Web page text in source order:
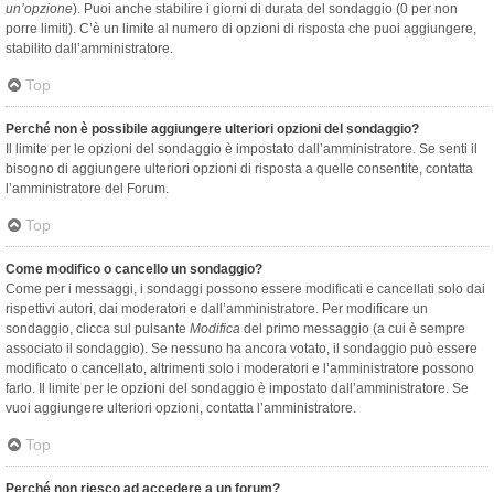
un’opzione). Puoi anche stabilire i giorni di durata del sondaggio (0 per non
porre limiti). C’è un limite al numero di opzioni di risposta che puoi aggiungere,
stabilito dall’amministratore.
Top
Perché non è possibile aggiungere ulteriori opzioni del sondaggio?
Il limite per le opzioni del sondaggio è impostato dall’amministratore. Se senti il
bisogno di aggiungere ulteriori opzioni di risposta a quelle consentite, contatta
l’amministratore del Forum.
Top
Come modifico o cancello un sondaggio?
Come per i messaggi, i sondaggi possono essere modificati e cancellati solo dai
rispettivi autori, dai moderatori e dall’amministratore. Per modificare un
sondaggio, clicca sul pulsante Modifica del primo messaggio (a cui è sempre
associato il sondaggio). Se nessuno ha ancora votato, il sondaggio può essere
modificato o cancellato, altrimenti solo i moderatori e l’amministratore possono
farlo. Il limite per le opzioni del sondaggio è impostato dall’amministratore. Se
vuoi aggiungere ulteriori opzioni, contatta l’amministratore.
Top
Perché non riesco ad accedere a un forum?